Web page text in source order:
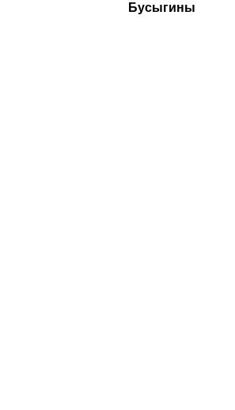
Бусыгины